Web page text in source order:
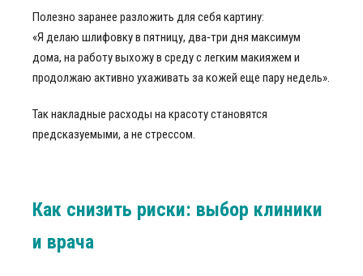
Полезно заранее разложить для себя картину:
«Я делаю шлифовку в пятницу, два‑три дня максимум
дома, на работу выхожу в среду с легким макияжем и
продолжаю активно ухаживать за кожей еще пару недель».
Так накладные расходы на красоту становятся
предсказуемыми, а не стрессом.
Как снизить риски: выбор клиники
и врача